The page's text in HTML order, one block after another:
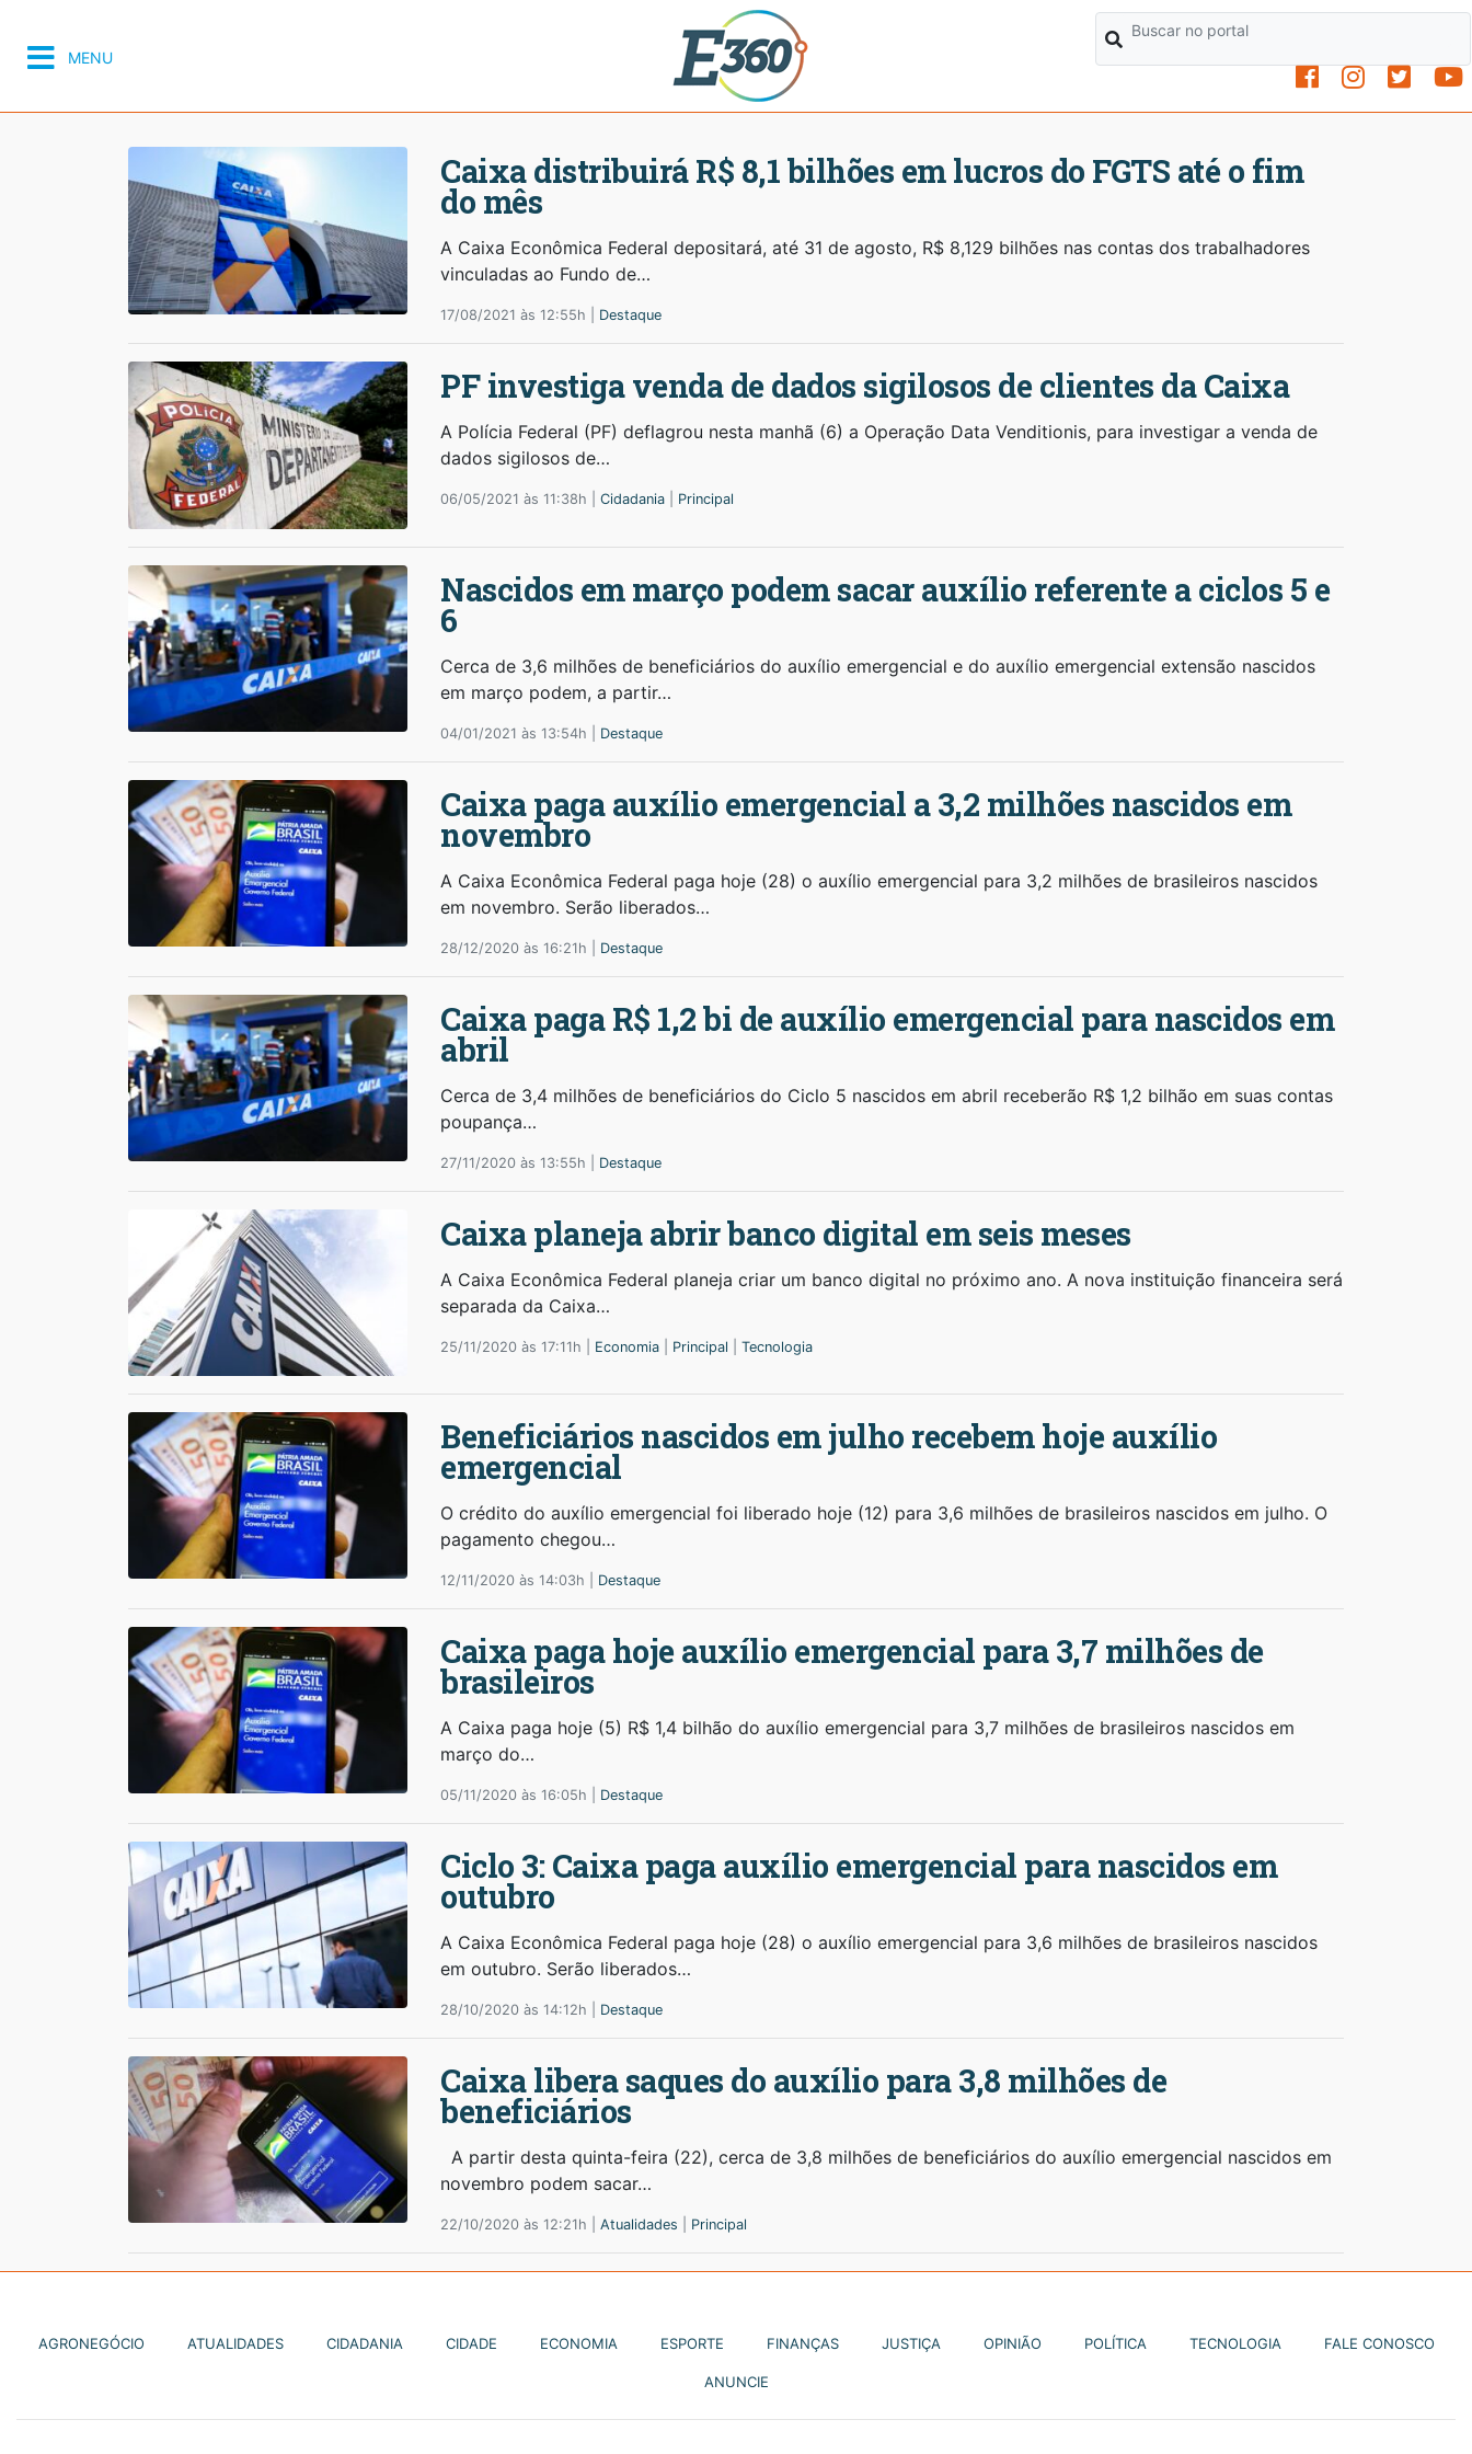
MENU
Caixa distribuirá R$ 8,1 bilhões em lucros do FGTS até o fim
do mês
A Caixa Econômica Federal depositará, até 31 de agosto, R$ 8,129 bilhões nas contas dos trabalhadores
vinculadas ao Fundo de…
17/08/2021 às 12:55h | Destaque
PF investiga venda de dados sigilosos de clientes da Caixa
A Polícia Federal (PF) deflagrou nesta manhã (6) a Operação Data Venditionis, para investigar a venda de
dados sigilosos de…
06/05/2021 às 11:38h | Cidadania Principal
Nascidos em março podem sacar auxílio referente a ciclos 5 e
6
Cerca de 3,6 milhões de beneficiários do auxílio emergencial e do auxílio emergencial extensão nascidos
em março podem, a partir…
04/01/2021 às 13:54h | Destaque
Caixa paga auxílio emergencial a 3,2 milhões nascidos em
novembro
A Caixa Econômica Federal paga hoje (28) o auxílio emergencial para 3,2 milhões de brasileiros nascidos
em novembro. Serão liberados…
28/12/2020 às 16:21h | Destaque
Caixa paga R$ 1,2 bi de auxílio emergencial para nascidos em
abril
Cerca de 3,4 milhões de beneficiários do Ciclo 5 nascidos em abril receberão R$ 1,2 bilhão em suas contas
poupança…
27/11/2020 às 13:55h | Destaque
Caixa planeja abrir banco digital em seis meses
A Caixa Econômica Federal planeja criar um banco digital no próximo ano. A nova instituição financeira será
separada da Caixa…
25/11/2020 às 17:11h | Economia Principal Tecnologia
Beneficiários nascidos em julho recebem hoje auxílio
emergencial
O crédito do auxílio emergencial foi liberado hoje (12) para 3,6 milhões de brasileiros nascidos em julho. O
pagamento chegou…
12/11/2020 às 14:03h | Destaque
Caixa paga hoje auxílio emergencial para 3,7 milhões de
brasileiros
A Caixa paga hoje (5) R$ 1,4 bilhão do auxílio emergencial para 3,7 milhões de brasileiros nascidos em
março do…
05/11/2020 às 16:05h | Destaque
Ciclo 3: Caixa paga auxílio emergencial para nascidos em
outubro
A Caixa Econômica Federal paga hoje (28) o auxílio emergencial para 3,6 milhões de brasileiros nascidos
em outubro. Serão liberados…
28/10/2020 às 14:12h | Destaque
Caixa libera saques do auxílio para 3,8 milhões de
beneficiários
A partir desta quinta-feira (22), cerca de 3,8 milhões de beneficiários do auxílio emergencial nascidos em
novembro podem sacar…
22/10/2020 às 12:21h | Atualidades Principal
AGRONEGÓCIO ATUALIDADES CIDADANIA CIDADE ECONOMIA ESPORTE FINANÇAS JUSTIÇA OPINIÃO POLÍTICA TECNOLOGIA FALE CONOSCO
ANUNCIE